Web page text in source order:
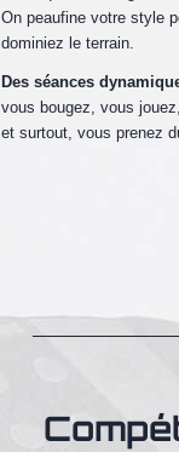
On peaufine votre style
dominiez le terrain.
Des séances
vous bougez, vous
et surtout, vous prenez